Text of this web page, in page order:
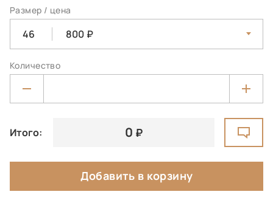
Размер / цена
46 800
Количество
Итого: 0
Добавить в корзину